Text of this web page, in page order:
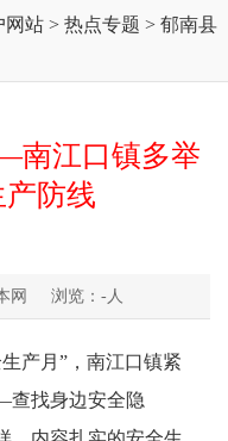
网站 > 热点专题 > 郁南县
南江口镇多举
防线
网 浏览： - 人
产月”，南江口镇紧
查找身边安全隐